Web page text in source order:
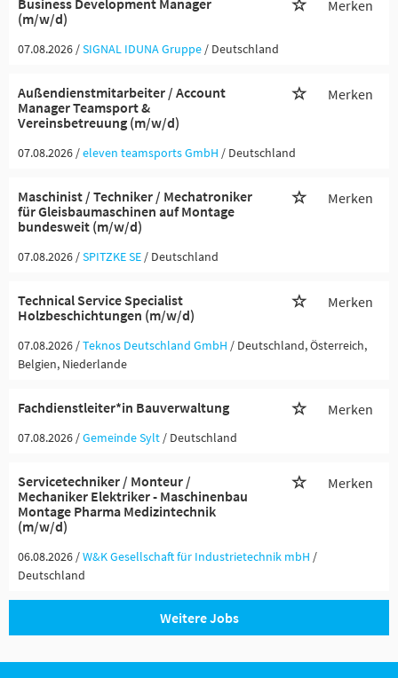
Business Development Manager
(m/w/d)
Merken
07.08.2026 /SIGNAL IDUNA Gruppe / Deutschland
Außendienstmitarbeiter / Account
Manager Teamsport &
Vereinsbetreuung (m/w/d)
Merken
07.08.2026 /eleven teamsports GmbH / Deutschland
Maschinist / Techniker / Mechatroniker
für Gleisbaumaschinen auf Montage
bundesweit (m/w/d)
Merken
07.08.2026 /SPITZKE SE / Deutschland
Technical Service Specialist
Holzbeschichtungen (m/w/d)
Merken
07.08.2026 /Teknos Deutschland GmbH / Deutschland, Österreich,
Belgien, Niederlande
Fachdienstleiter*in Bauverwaltung Merken
07.08.2026 /Gemeinde Sylt / Deutschland
Servicetechniker / Monteur /
Mechaniker Elektriker - Maschinenbau
Montage Pharma Medizintechnik
(m/w/d)
Merken
06.08.2026 /W&K Gesellschaft für Industrietechnik mbH /
Deutschland
Weitere Jobs